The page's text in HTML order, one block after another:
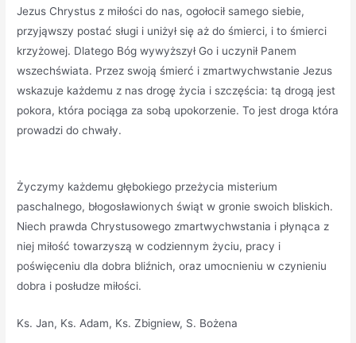
Jezus Chrystus z miłości do nas, ogołocił samego siebie,
przyjąwszy postać sługi i uniżył się aż do śmierci, i to śmierci
krzyżowej. Dlatego Bóg wywyższył Go i uczynił Panem
wszechświata. Przez swoją śmierć i zmartwychwstanie Jezus
wskazuje każdemu z nas drogę życia i szczęścia: tą drogą jest
pokora, która pociąga za sobą upokorzenie. To jest droga która
prowadzi do chwały.
Życzymy każdemu głębokiego przeżycia misterium
paschalnego, błogosławionych świąt w gronie swoich bliskich.
Niech prawda Chrystusowego zmartwychwstania i płynąca z
niej miłość towarzyszą w codziennym życiu, pracy i
poświęceniu dla dobra bliźnich, oraz umocnieniu w czynieniu
dobra i posłudze miłości.
Ks. Jan, Ks. Adam, Ks. Zbigniew, S. Bożena